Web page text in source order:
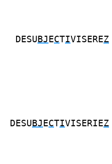
DESU BJ ECTIVISEREZ
DESU BJ ECTIVISERIEZ